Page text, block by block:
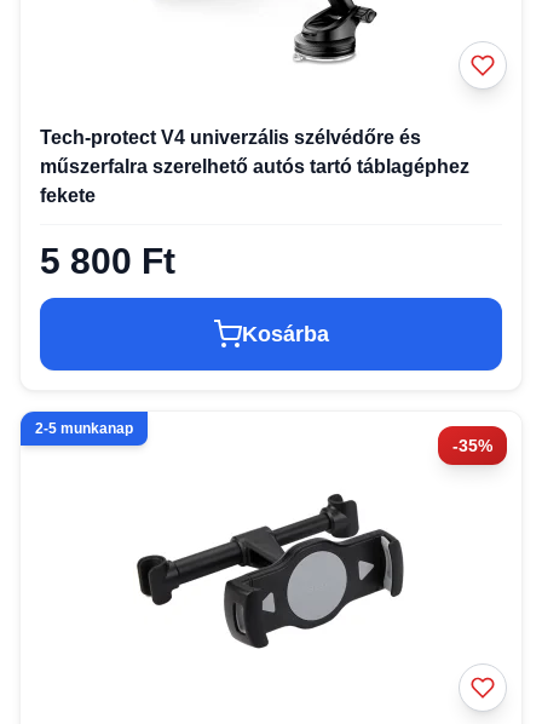
Tech-protect V4 univerzális szélvédőre és
műszerfalra szerelhető autós tartó táblagéphez
fekete
5 800 Ft
Kosárba
-35%
2-5 munkanap